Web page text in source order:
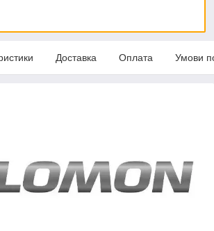
Доставка Оплата Умови